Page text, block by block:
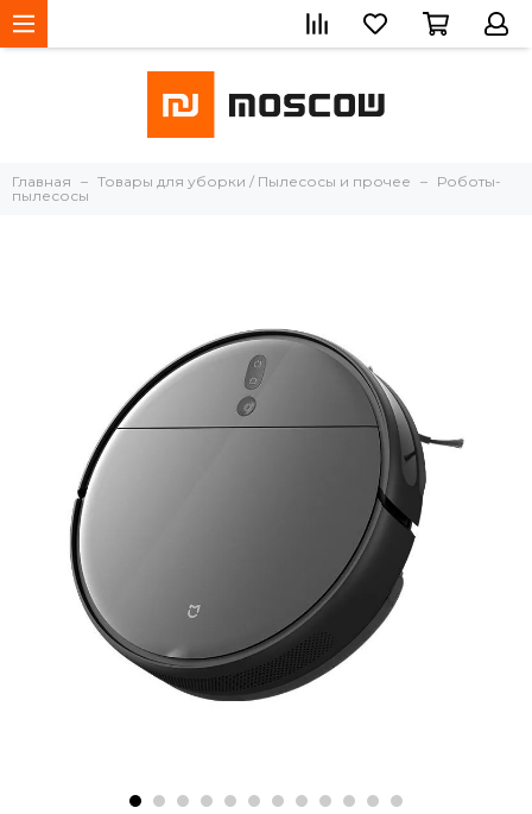
Главная Товары для уборки / Пылесосы и прочее
Роботы-
пылесосы